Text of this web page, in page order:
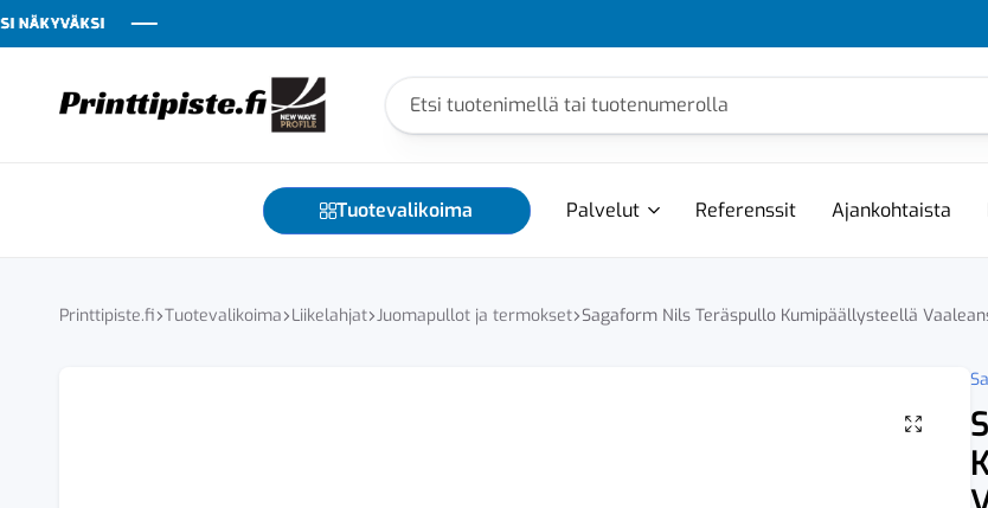
Tuotevalikoima Palvelut Referenssit Ajankohtaista
Printtipiste.fi Tuotevalikoima Liikelahjat Juomapullot ja termokset Sagaform Nils Teräspullo Kumipäällysteellä